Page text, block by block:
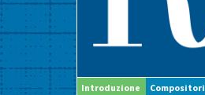
Introduzione Compositori